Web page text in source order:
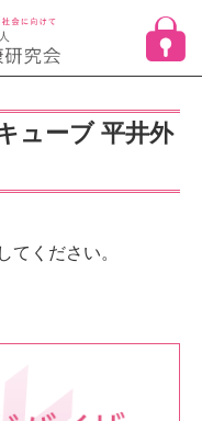
ューブ 平井外
してください。